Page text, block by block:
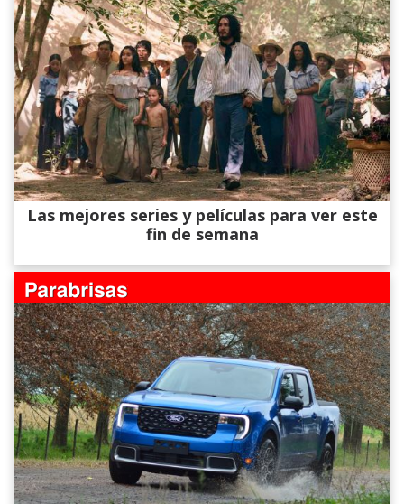
Las mejores series y películas para ver este
fin de semana